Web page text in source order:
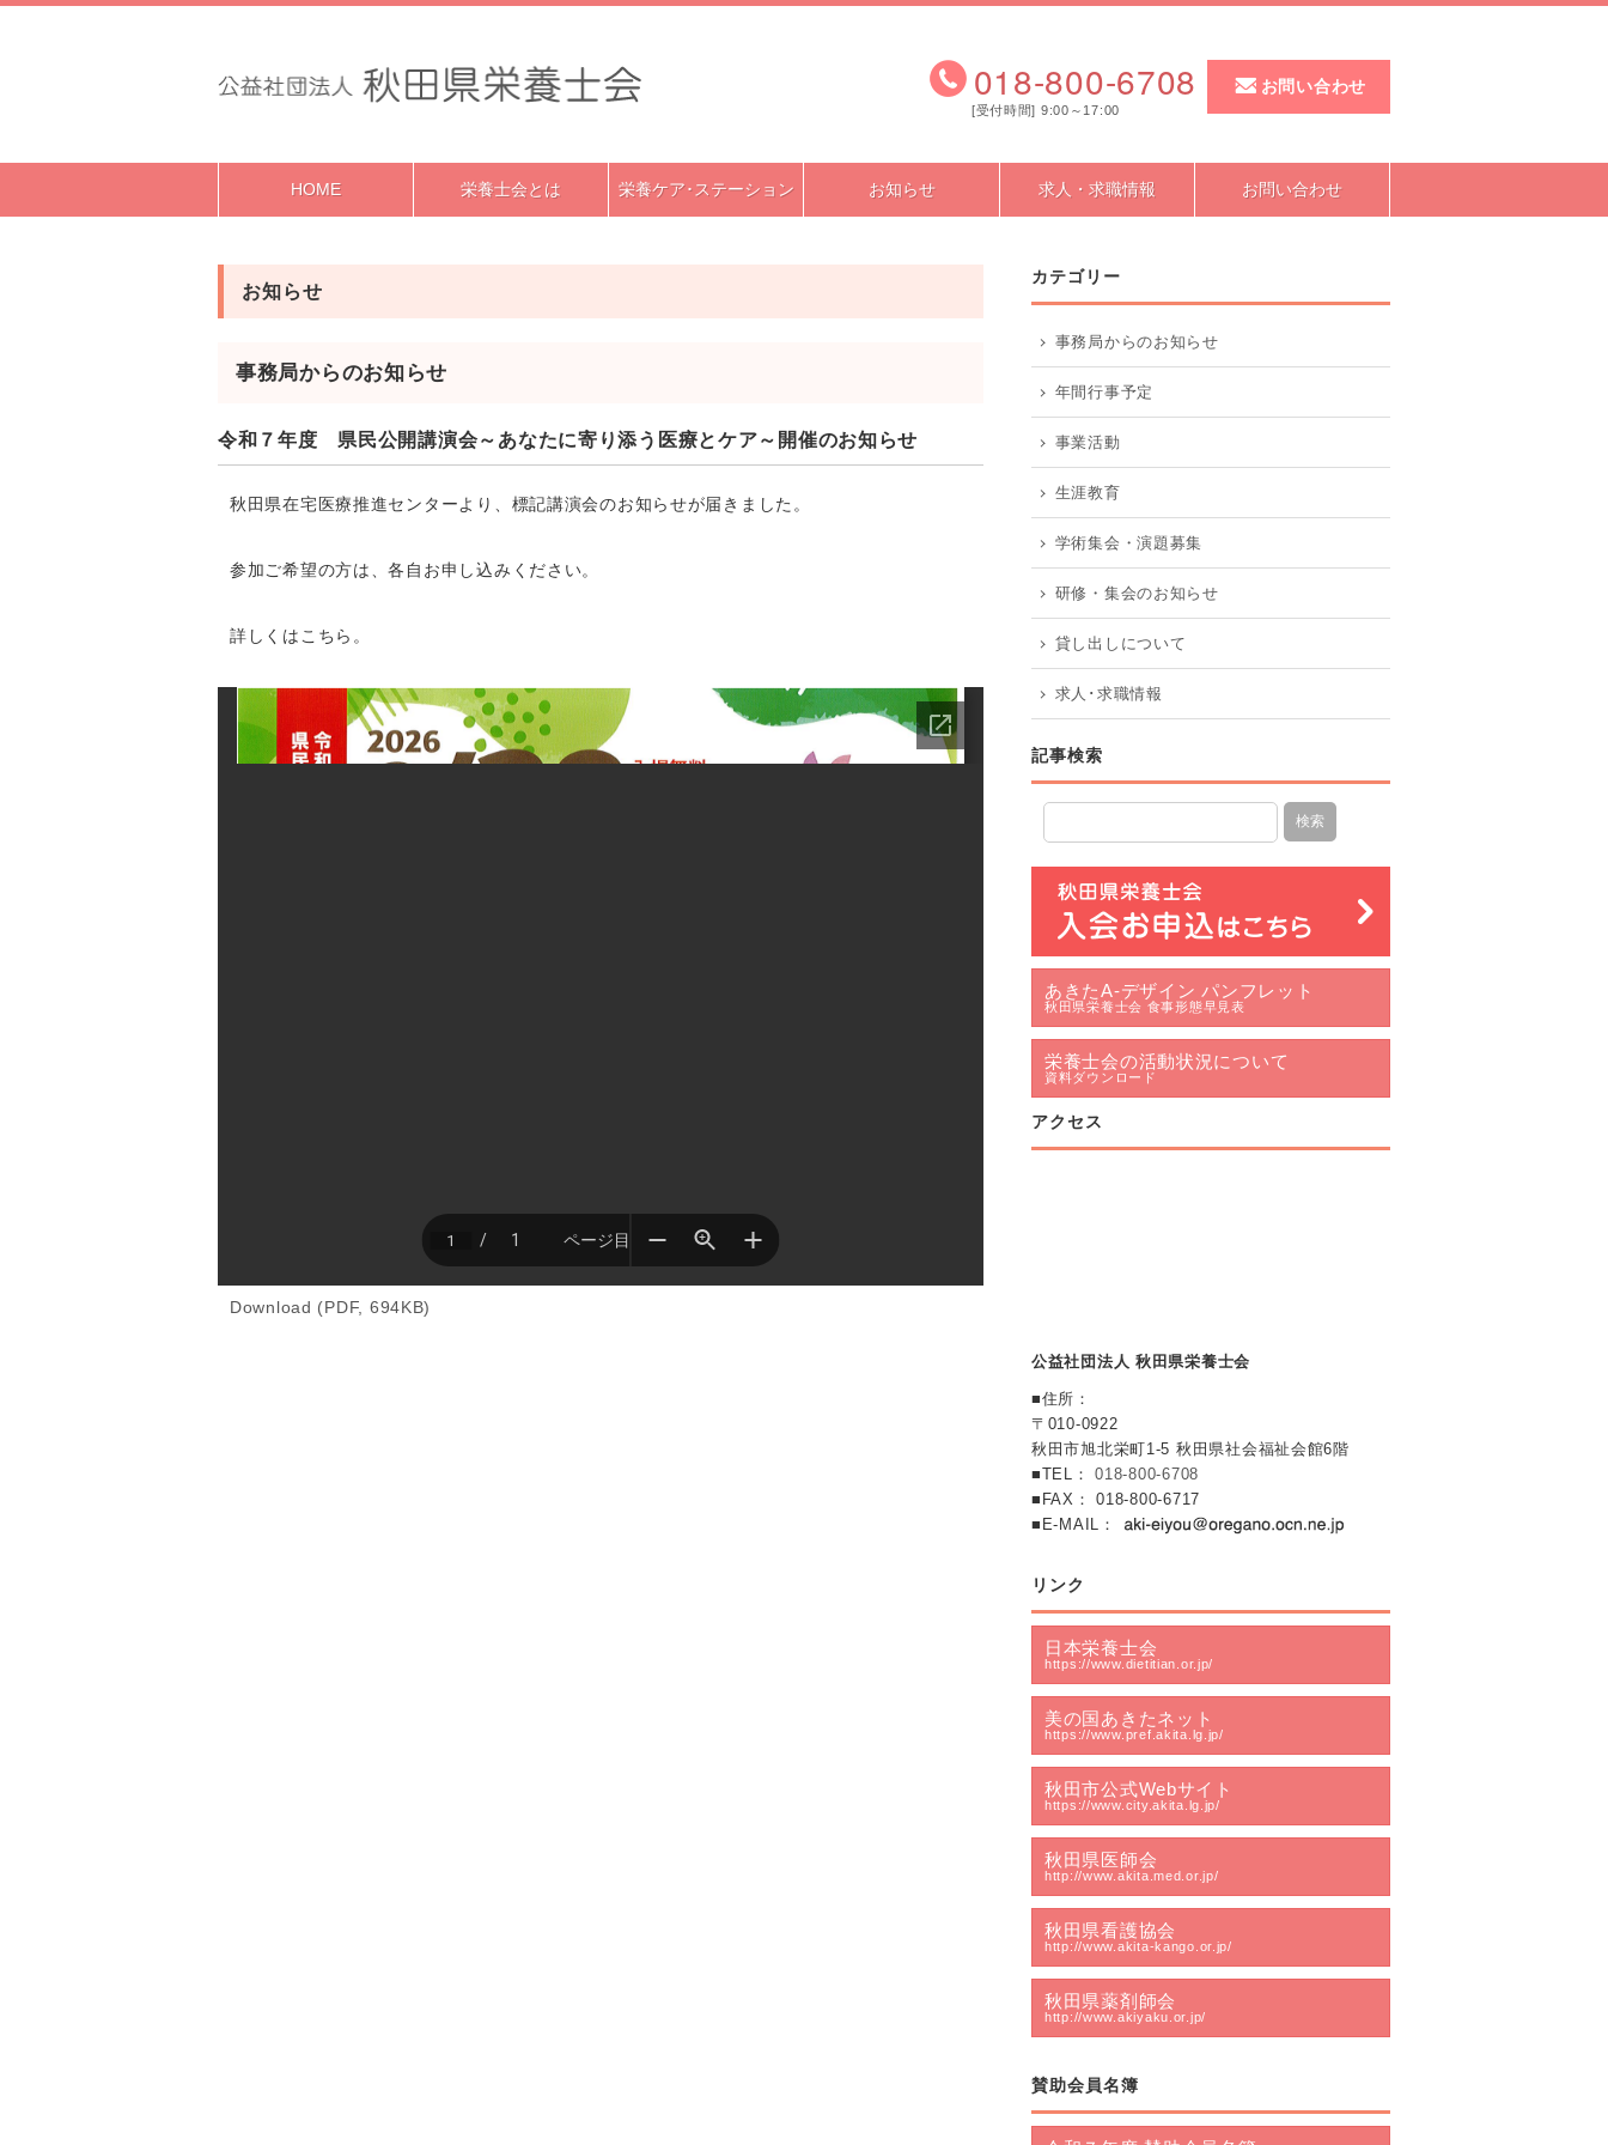
018-800-6708
[受付時間] 9:00～17:00
お問い合わせ
HOME 栄養士会とは 栄養ケア･ステーション お知らせ 求人・求職情報 お問い合わせ
お知らせ
事務局からのお知らせ
令和７年度 県民公開講演会～あなたに寄り添う医療とケア～開催のお知らせ
秋田県在宅医療推進センターより、標記講演会のお知らせが届きました。
参加ご希望の方は、各自お申し込みください。
詳しくはこちら。
Download (PDF, 694KB)
カテゴリー
事務局からのお知らせ
年間行事予定
事業活動
生涯教育
学術集会・演題募集
研修・集会のお知らせ
貸し出しについて
求人･求職情報
記事検索
あきたA-デザイン パンフレット
秋田県栄養士会 食事形態早見表
栄養士会の活動状況について
資料ダウンロード
アクセス
公益社団法人 秋田県栄養士会
■住所：
〒010-0922
秋田市旭北栄町1-5 秋田県社会福祉会館6階
■TEL：018-800-6708
■FAX： 018-800-6717
■E-MAIL：
リンク
日本栄養士会
https://www.dietitian.or.jp/
美の国あきたネット
https://www.pref.akita.lg.jp/
秋田市公式Webサイト
https://www.city.akita.lg.jp/
秋田県医師会
http://www.akita.med.or.jp/
秋田県看護協会
http://www.akita-kango.or.jp/
秋田県薬剤師会
http://www.akiyaku.or.jp/
賛助会員名簿